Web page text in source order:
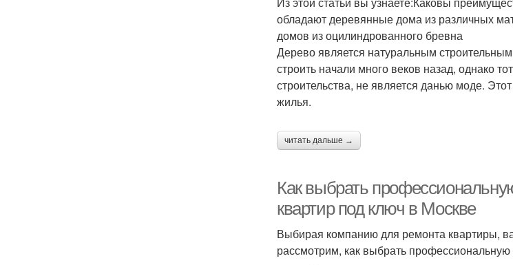
обладают деревянные дома из различных
домов из оцилиндрованного бревна
Дерево является натуральным
строить начали много веков назад, однако
строительства, не является данью моде.
жилья.
читать дальше →
Как выбрать
квартир под ключ в Москве
Выбирая компанию для ремонта квартиры,
рассмотрим, как выбрать